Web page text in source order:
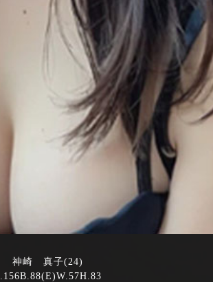
神崎 真子(24)